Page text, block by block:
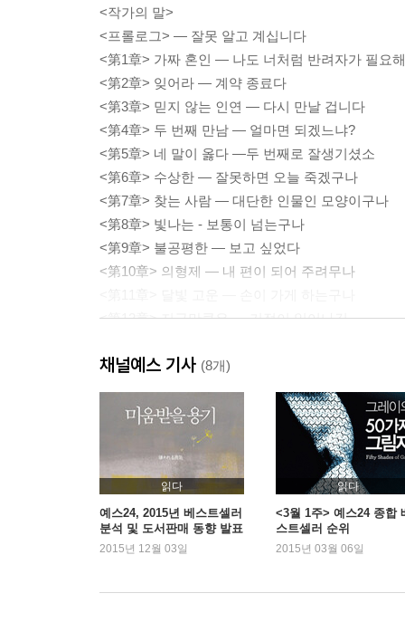
<작가의 말>
<프롤로그> ― 잘못 알고 계십니다
<第1章> 가짜 혼인 ― 나도 너처럼 반려자가 필요해
<第2章> 잊어라 ― 계약 종료다
<第3章> 믿지 않는 인연 ― 다시 만날 겁니다
<第4章> 두 번째 만남 ― 얼마면 되겠느냐?
<第5章> 네 말이 옳다 ―두 번째로 잘생기셨소
<第6章> 수상한 ― 잘못하면 오늘 죽겠구나
<第7章> 찾는 사람 ― 대단한 인물인 모양이구나
<第8章> 빛나는 - 보통이 넘는구나
<第9章> 불공평한 ― 보고 싶었다
<第10章> 의형제 ― 내 편이 되어 주려무나
<第12章> 지금만큼은 ― 기적이 일어나길
<第14章> 숨은 진실 ― 바보로구나, 넌
<第15章> 꽤나 고약한 ― 내 연인이 되면 어떻겠느
<第16章> 다른 사람 ― 진작부터 내 사람이다
<第17章> 좋은가 ― 난 이미 찾았다
<第18章> 시작이다 ― 내가 마음으로 골랐으니
<第19章> 불가한다 ― 어차피 날 좋아하게 될 터이
<第20章> 오늘만 ― 헤어지는 것뿐이다
<第21章> 무너지다 ― 미안하다, 정말 미안하다
채널예스 기사 (8개)
읽다
예스24, 2015년 베스트셀러
분석 및 도서판매 동향 발표
2015년 12월 03일
읽다
<3월 1주> 예스24 종합
스트셀러 순위
2015년 03월 06일